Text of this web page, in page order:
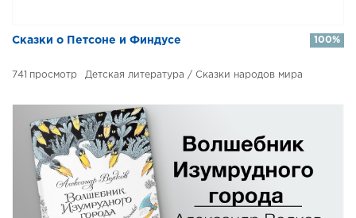
Сказки о Петсоне и Финдусе
741 Детская литература / Сказки народов мира
100%